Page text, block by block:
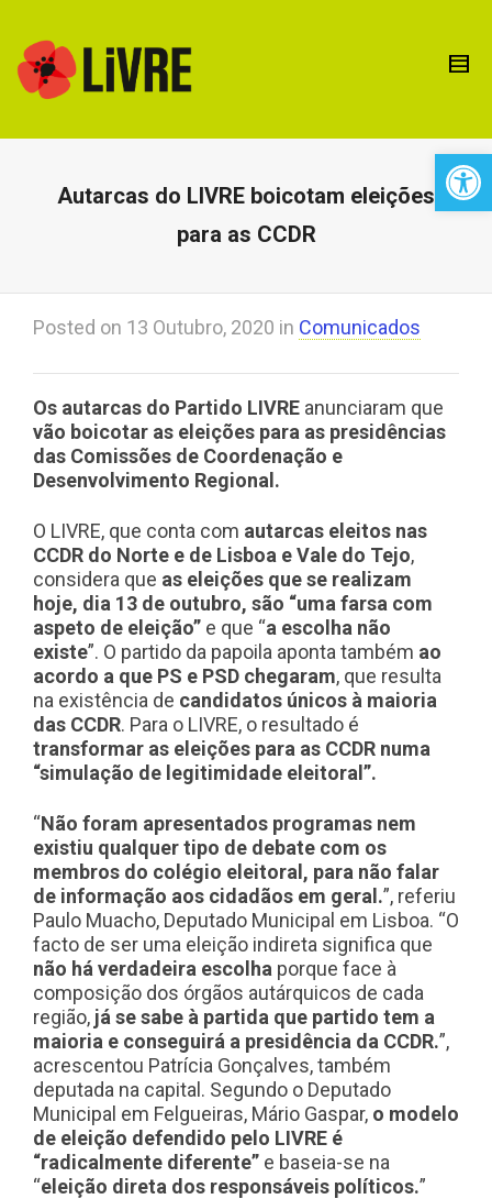
Autarcas do LIVRE boicotam eleições
para as CCDR
Posted on 13 Outubro, 2020 in Comunicados
Os autarcas do Partido LIVRE anunciaram que
vão boicotar as eleições para as presidências
das Comissões de Coordenação e
Desenvolvimento Regional.
O LIVRE, que conta com autarcas eleitos nas
CCDR do Norte e de Lisboa e Vale do Tejo,
considera que as eleições que se realizam
hoje, dia 13 de outubro, são “uma farsa com
aspeto de eleição” e que “a escolha não
existe”. O partido da papoila aponta também ao
acordo a que PS e PSD chegaram, que resulta
na existência de candidatos únicos à maioria
das CCDR. Para o LIVRE, o resultado é
transformar as eleições para as CCDR numa
“simulação de legitimidade eleitoral”.
“Não foram apresentados programas nem
existiu qualquer tipo de debate com os
membros do colégio eleitoral, para não falar
de informação aos cidadãos em geral.”, referiu
Paulo Muacho, Deputado Municipal em Lisboa. “O
facto de ser uma eleição indireta significa que
não há verdadeira escolha porque face à
composição dos órgãos autárquicos de cada
região, já se sabe à partida que partido tem a
maioria e conseguirá a presidência da CCDR.”,
acrescentou Patrícia Gonçalves, também
deputada na capital. Segundo o Deputado
Municipal em Felgueiras, Mário Gaspar, o modelo
de eleição defendido pelo LIVRE é
“radicalmente diferente” e baseia-se na
“eleição direta dos responsáveis políticos.”